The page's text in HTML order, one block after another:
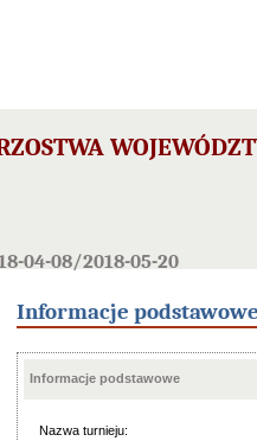
04-08/2018-05-20
Informacje
Informacje podstawowe
Nazwa turnieju: